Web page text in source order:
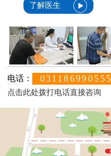
了解医生
电话： 031186990555
点击此处拨打电话直接咨询